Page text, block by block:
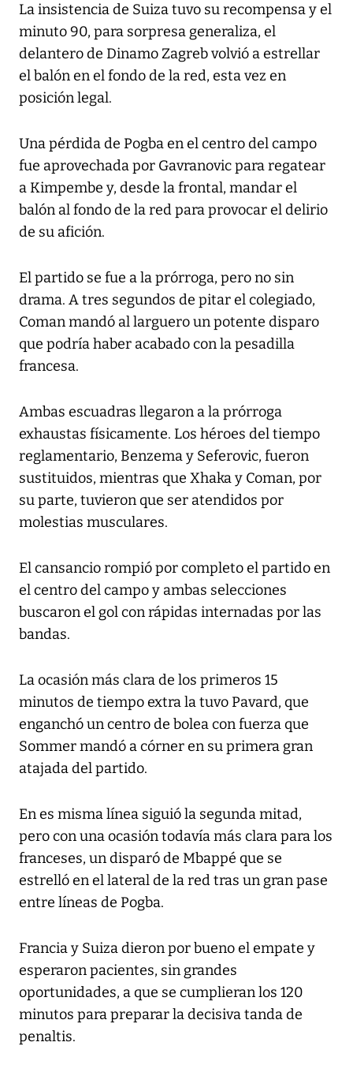
La insistencia de Suiza tuvo su recompensa y el
minuto 90, para sorpresa generaliza, el
delantero de Dinamo Zagreb volvió a estrellar
el balón en el fondo de la red, esta vez en
posición legal.
Una pérdida de Pogba en el centro del campo
fue aprovechada por Gavranovic para regatear
a Kimpembe y, desde la frontal, mandar el
balón al fondo de la red para provocar el delirio
de su afición.
El partido se fue a la prórroga, pero no sin
drama. A tres segundos de pitar el colegiado,
Coman mandó al larguero un potente disparo
que podría haber acabado con la pesadilla
francesa.
Ambas escuadras llegaron a la prórroga
exhaustas físicamente. Los héroes del tiempo
reglamentario, Benzema y Seferovic, fueron
sustituidos, mientras que Xhaka y Coman, por
su parte, tuvieron que ser atendidos por
molestias musculares.
El cansancio rompió por completo el partido en
el centro del campo y ambas selecciones
buscaron el gol con rápidas internadas por las
bandas.
La ocasión más clara de los primeros 15
minutos de tiempo extra la tuvo Pavard, que
enganchó un centro de bolea con fuerza que
Sommer mandó a córner en su primera gran
atajada del partido.
En es misma línea siguió la segunda mitad,
pero con una ocasión todavía más clara para los
franceses, un disparó de Mbappé que se
estrelló en el lateral de la red tras un gran pase
entre líneas de Pogba.
Francia y Suiza dieron por bueno el empate y
esperaron pacientes, sin grandes
oportunidades, a que se cumplieran los 120
minutos para preparar la decisiva tanda de
penaltis.